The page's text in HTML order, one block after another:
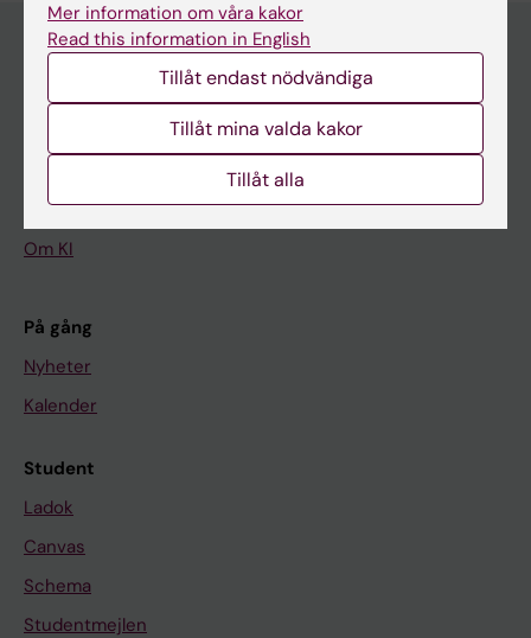
Huvudmeny
Forskning
Om KI
På gång
Nyheter
Kalender
Student
Ladok
Canvas
Schema
Studentmejlen
Mer information om våra kakor
Read this information in English
Tillåt endast nödvändiga
Tillåt mina valda kakor
Tillåt alla